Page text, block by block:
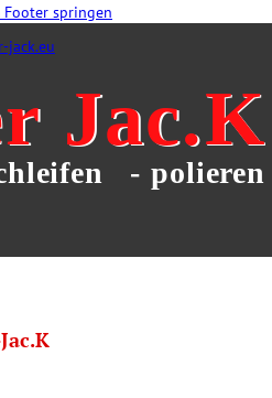
Footer springen
jack.eu